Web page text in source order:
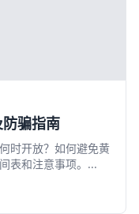
骗指南
时开放？如何避免黄
表和注意事项。...